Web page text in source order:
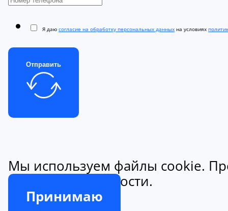
Я даю согласие на обработку персональных данных на условиях
Отправить
Мы используем файлы cookie.
конфиденциальности.
Принимаю